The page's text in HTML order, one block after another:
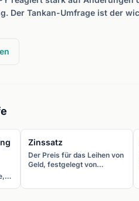
Der Tankan-Umfrage ist der
Zinssatz
Der Preis für das Leihen von
Geld, festgelegt von